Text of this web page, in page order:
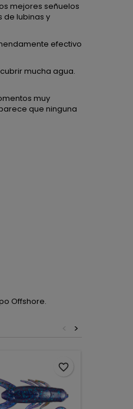
mejores señuelos
de lubinas y
efectivo
mucha agua.
muy
que ninguna
Offshore.
>
<
favorite_border